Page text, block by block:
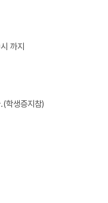
까지
학생증지참)